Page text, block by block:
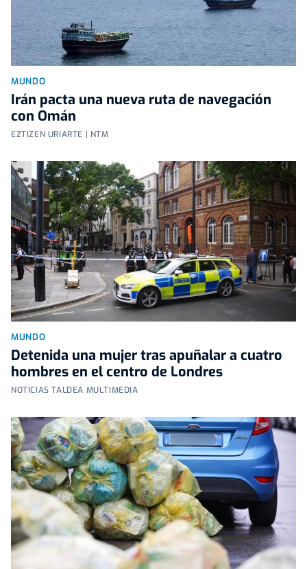
MUNDO
Irán pacta una nueva ruta de navegación
con Omán
EZTIZEN URIARTE | NTM
MUNDO
Detenida una mujer tras apuñalar a cuatro
hombres en el centro de Londres
NOTICIAS TALDEA MULTIMEDIA